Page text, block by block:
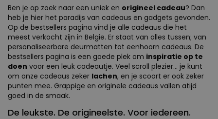
Ben je op zoek naar een uniek en origineel cadeau? Dan
heb je hier het paradijs van cadeaus en gadgets gevonden.
Op de bestsellers pagina vind je alle cadeaus die het
meest verkocht zijn in Belgie. Er staat van alles tussen; van
personaliseerbare deurmatten tot eenhoorn cadeaus. De
bestsellers pagina is een goede plek om inspiratie op te
doen voor een leuk cadeautje. Veel scroll plezier... je kunt
om onze cadeaus zeker lachen, en je scoort er ook zeker
punten mee. Grappige en originele cadeaus vallen atijd
goed in de smaak.
De leukste. De origineelste. Voor iedereen.